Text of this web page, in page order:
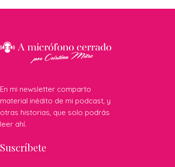
En mi newsletter comparto
material inédito de mi podcast, y
otras historias, que solo podrás
leer ahí.
Suscríbete